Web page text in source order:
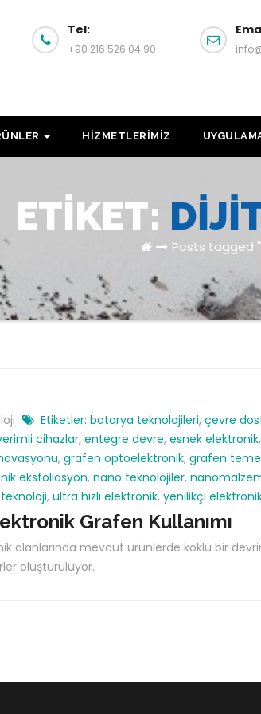
Tel:
+90 216 526 04 90
HİZMETLERİMİZ
ETIKET:
Posts tagged
Etiketler: batarya teknolojileri, çevre
cihazlar, entegre devre, esnek elektronik,
, grafen optoelektronik, grafen
eksfoliasyon, nano teknolojiler,
, ultra hızlı elektronik, yenilikçi
Grafen Kullanımı
alanlarında mevcut ürünlerde köklü bir
oluşturuluyor.